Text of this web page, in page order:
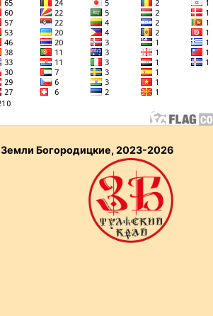
Земли Богородицкие, 2023-2026